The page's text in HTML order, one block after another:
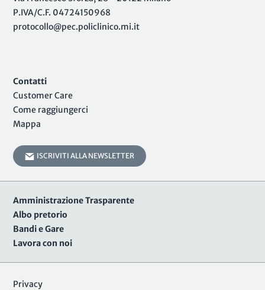
P.IVA/C.F. 04724150968
protocollo@pec.policlinico.mi.it
Contatti
Customer Care
Come raggiungerci
Mappa
ISCRIVITI ALLA NEWSLETTER
Amministrazione Trasparente
Albo pretorio
Bandi e Gare
Lavora con noi
Privacy